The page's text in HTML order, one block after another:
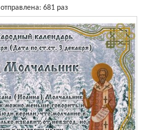
отправлена: 681 раз